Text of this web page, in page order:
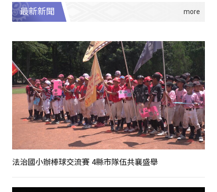
最新新聞
法治國小辦棒球交流賽 4縣市隊伍共襄盛舉